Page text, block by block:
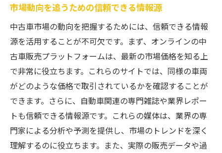
経済状況と中古車価格の関係
消費者意識の変化と車の需要
新車市場の動向が中古車に与える影響
輸入車市場のトレンドを知る
中古車市場でのエコカーの需要増について
中古車買い替えのタイミングを逃さないための
チェックリスト
購入前に確認すべき重要項目
定期点検とメンテナンスの記録を整理
市場動向を追うための信頼できる情報源
中古車市場の動向を把握するためには、信頼できる情報
源を活用することが不可欠です。まず、オンラインの中
古車販売プラットフォームは、最新の市場価格を知る上
で非常に役立ちます。これらのサイトでは、同様の車両
がどのような価格で取引されているかを確認することが
できます。さらに、自動車関連の専門雑誌や業界レポー
トも信頼できる情報源です。これらの媒体は、業界の専
門家による分析や予測を提供し、市場のトレンドを深く
理解するのに役立ちます。また、実際の販売データや過